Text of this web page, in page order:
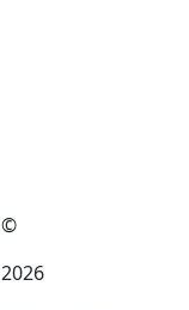
©
2026